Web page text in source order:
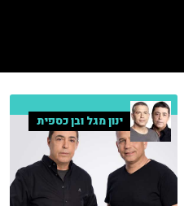
ינון מגל ובן כספית